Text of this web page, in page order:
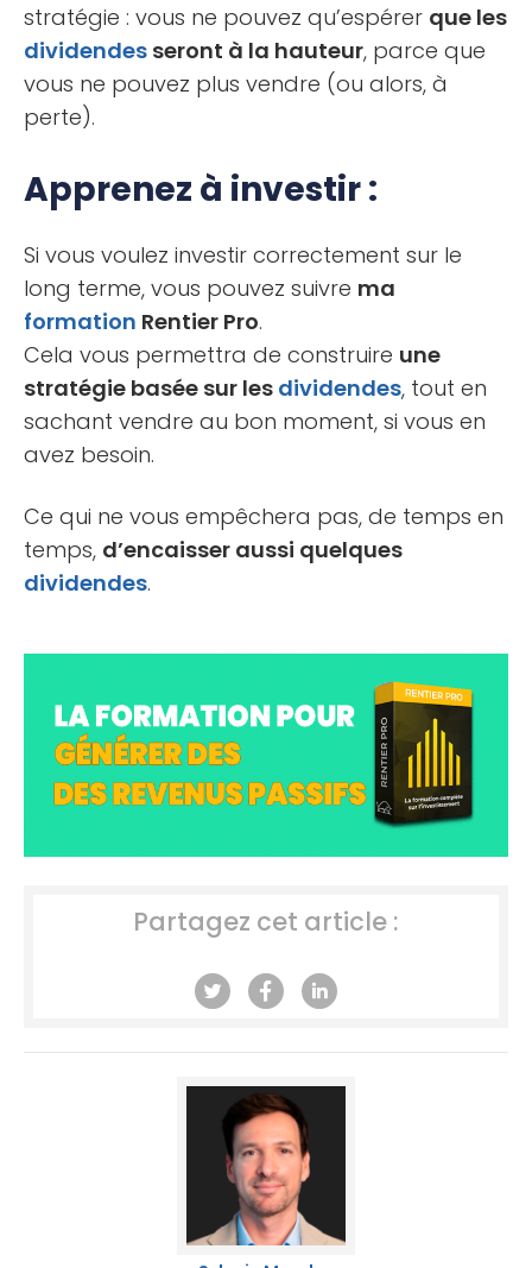
stratégie : vous ne pouvez qu’espérer que les
dividendes seront à la hauteur, parce que
vous ne pouvez plus vendre (ou alors, à
perte).
Apprenez à investir :
Si vous voulez investir correctement sur le
long terme, vous pouvez suivre ma
formation Rentier Pro.
Cela vous permettra de construire une
stratégie basée sur les dividendes, tout en
sachant vendre au bon moment, si vous en
avez besoin.
Ce qui ne vous empêchera pas, de temps en
temps, d’encaisser aussi quelques
dividendes.
Partagez cet article :